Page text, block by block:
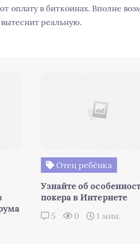
оплату в биткоинах. Вполне
реальную.
Отец ребёнка
Узнайте об
покера в Интернете
5 0 1 мин.